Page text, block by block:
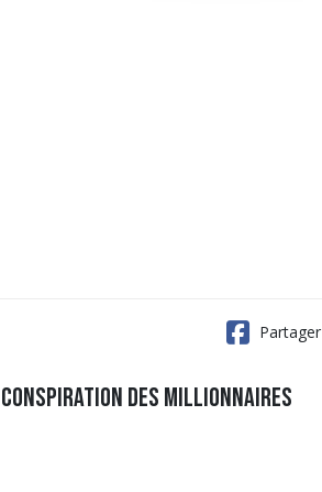
Partager
des millionnaires